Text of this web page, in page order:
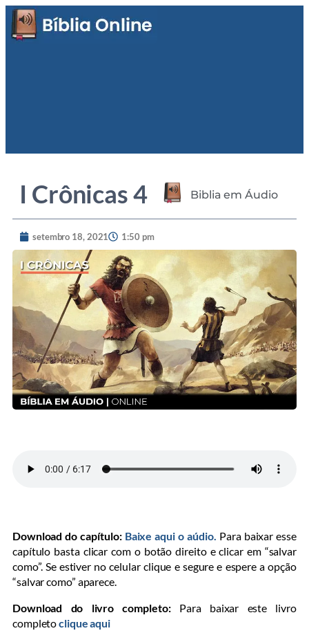
I Crônicas 4 Biblia em Áudio
setembro 18, 2021 1:50 pm
Download do capítulo: Baixe aqui o aúdio. Para baixar esse
capítulo basta clicar com o botão direito e clicar em “salvar
como”. Se estiver no celular clique e segure e espere a opção
“salvar como” aparece.
Download do livro completo: Para baixar este livro
completoclique aqui